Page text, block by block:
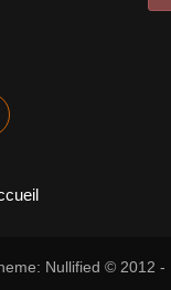
Nullified © 2012